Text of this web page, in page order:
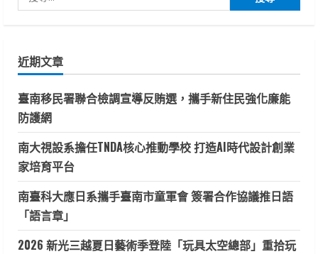
尋
字:
近期文章
臺南移民署聯合檢調宣導反賄選，攜手新住民強化廉能
防護網
南大視設系擔任TNDA核心推動學校 打造AI時代設計創業
家培育平台
南臺科大應日系攜手臺南市童軍會 簽署合作協議推日語
「語言章」
2026 新光三越夏日藝術季登陸「玩具太空總部」重拾玩